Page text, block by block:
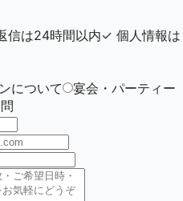
信は24時間以内✓ 個人情報は
について
宴会・パーティー